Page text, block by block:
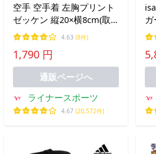
空手 空手着 左胸プリント
ゼッケン 縦20×横8cm(取
り付け無し)
4.63 (8件)
1,790 円
通販ページへ
ライナースポーツ
4.67 (20,572件)